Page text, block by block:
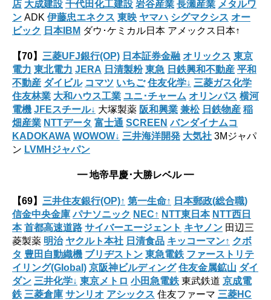
店 大成建設 千代田化工建設 岩谷産業 長瀬産業 メタルワ
ン ADK 伊藤忠エネクス 東映 ヤマハ シグマクシス オー
ビック 日本IBM ダウ･ケミカル日本 アメックス日本↑
【70】 三菱UFJ銀行(OP) 日本証券金融 オリックス 東京
電力 東北電力 JERA 日清製粉 東急 日鉄興和不動産 平和
不動産 ダイビル コマツ いちご 住友化学↓ 三菱ガス化学
住友林業 大和ハウス工業 ユニ･チャーム オリンパス 横河
電機 JFEスチール↓ 大塚製薬 阪和興業 兼松 日鉄物産 稲
畑産業 NTTデータ 富士通 SCREEN バンダイナムコ
KADOKAWA WOWOW↓ 三井海洋開発 大気社 3Mジャパ
ン LVMHジャパン
━ 地帝早慶･大勝レベル ━
【69】 三井住友銀行(OP)↑ 第一生命↑ 日本郵政(総合職)
信金中央金庫 パナソニック NEC↑ NTT東日本 NTT西日
本 首都高速道路 サイバーエージェント キヤノン 田辺三
菱製薬 明治 ヤクルト本社 日清食品 キッコーマン↑ クボ
タ 豊田自動織機 ブリヂストン 東急電鉄 ファーストリテ
イリング(Global) 京阪神ビルディング 住友金属鉱山 ダイ
ダン 三井化学↓ 東京メトロ 小田急電鉄 東武鉄道 京成電
鉄 三菱倉庫 サンリオ アシックス 住友ファーマ 三菱HC